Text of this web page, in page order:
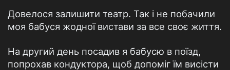
Довелося залишити театр. Так і не побачили
моя бабуся жодної вистави за все своє життя.
На другий день посадив я бабусю в поїзд,
попрохав кондуктора, щоб допоміг їм висісти